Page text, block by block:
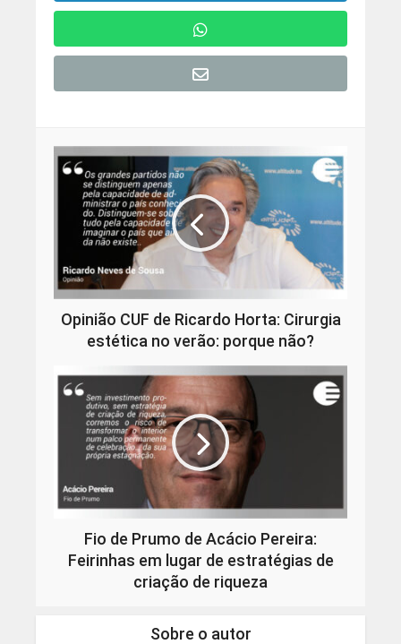
Opinião CUF de Ricardo Horta: Cirurgia
estética no verão: porque não?
Fio de Prumo de Acácio Pereira:
Feirinhas em lugar de estratégias de
criação de riqueza
Sobre o autor